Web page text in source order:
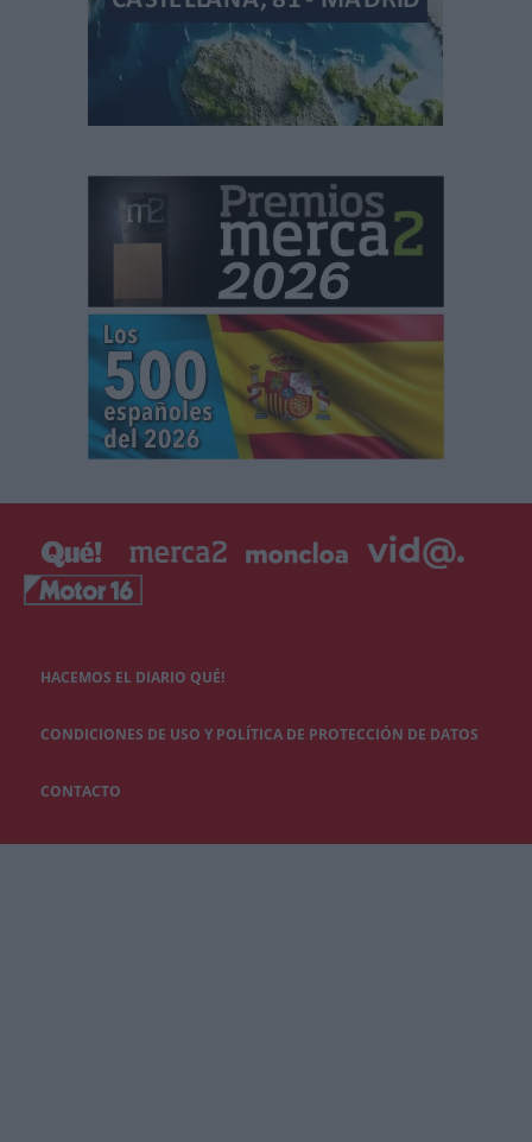
HACEMOS EL DIARIO QUÉ!
CONDICIONES DE USO Y POLÍTICA DE PROTECCIÓN DE DATOS
CONTACTO